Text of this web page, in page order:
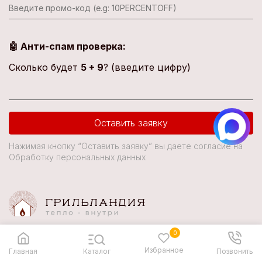
Главная Каталог
0
Избранное Позвонить
🤖 Анти-спам проверка:
Сколько будет 5 + 9? (введите цифру)
Оставить заявку
Нажимая кнопку “Оставить заявку” вы даете согласие на
Обработку персональных данных
Каширское шоссе, 63 к.1
Пн-Вс: 10:00-20:00